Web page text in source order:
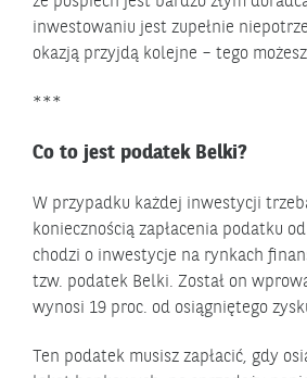
inwestowaniu jest zupełnie
okazją przyjdą kolejne – tego
***
Co to jest podatek Belki?
W przypadku każdej inwestycji
koniecznością zapłacenia podatku
chodzi o inwestycje na rynkach
tzw. podatek Belki. Został on
wynosi 19 proc. od osiągniętego
Ten podatek musisz zapłacić, gdy